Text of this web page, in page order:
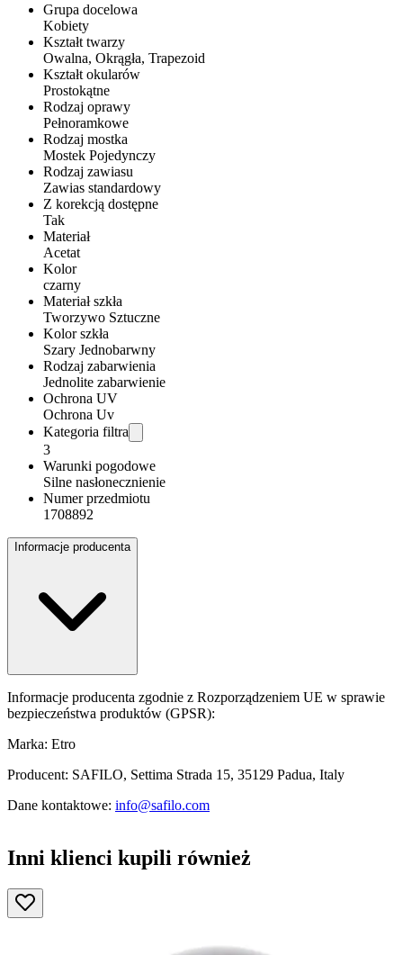
Grupa docelowa
Kobiety
Kształt twarzy
Owalna, Okrągła, Trapezoid
Kształt okularów
Prostokątne
Rodzaj oprawy
Pełnoramkowe
Rodzaj mostka
Mostek Pojedynczy
Rodzaj zawiasu
Zawias standardowy
Z korekcją dostępne
Tak
Materiał
Acetat
Kolor
czarny
Materiał szkła
Tworzywo Sztuczne
Kolor szkła
Szary Jednobarwny
Rodzaj zabarwienia
Jednolite zabarwienie
Ochrona UV
Ochrona Uv
Kategoria filtra
3
Warunki pogodowe
Silne nasłonecznienie
Numer przedmiotu
1708892
Informacje producenta
Informacje producenta zgodnie z Rozporządzeniem UE w sprawie
bezpieczeństwa produktów (GPSR):
Marka: Etro
Producent: SAFILO, Settima Strada 15, 35129 Padua, Italy
Dane kontaktowe: info@safilo.com
Inni klienci kupili również